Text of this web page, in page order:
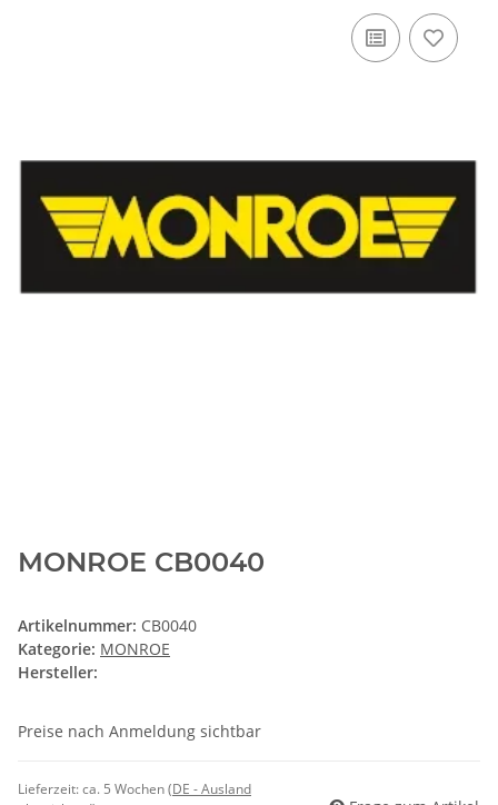
MONROE CB0040
Artikelnummer: CB0040
Kategorie: MONROE
Hersteller:
Preise nach Anmeldung sichtbar
Lieferzeit:ca. 5 Wochen(DE - Ausland